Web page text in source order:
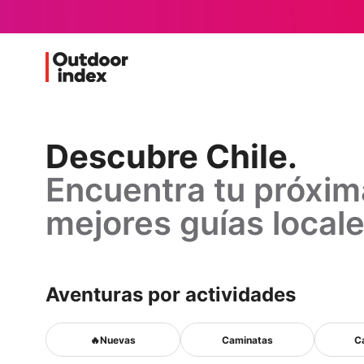
Descubre
Chile.
Encuentra
próxima
Descubre Chile.
Encuentra tu
mejores guías
Aventuras por actividades
🔥
Nuevas
🔥Nuevas Caminatas